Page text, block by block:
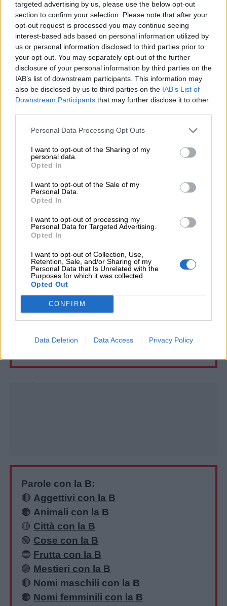
targeted advertising by us, please use the below opt-out
section to confirm your selection. Please note that after your
opt-out request is processed you may continue seeing
interest-based ads based on personal information utilized by
us or personal information disclosed to third parties prior to
your opt-out. You may separately opt-out of the further
disclosure of your personal information by third parties on the
IAB’s list of downstream participants. This information may
also be disclosed by us to third parties on the IAB’s List of
Downstream Participants that may further disclose it to other
Personal Data Processing Opt Outs
I want to opt-out of the Sharing of my
personal data.
Opted In
I want to opt-out of the Sale of my
Personal Data.
Opted In
I want to opt-out of processing my
Personal Data for Targeted Advertising.
Opted In
I want to opt-out of Collection, Use,
Retention, Sale, and/or Sharing of my
Personal Data that Is Unrelated with the
Purposes for which it was collected.
Opted Out
CONFIRM
Data Deletion Data Access Privacy Policy
Link
utili
Chi
Contatti
Privacy
Città dalla A alla Z
🌆Città con la A
🌃 Città con la B
🏠Città con la C
🌇 Città con la F
🏡 Città con la G
🏬Città con la H
🌃Città con la L
Città con la M
🏙️Città con la N
🏢Città con la O
🌇
Città con la P
🏡Città con la Q
🌆Città con la R
Città con la T
🏙️Città con la U
Città con la V
Parole con la B:
🔴 Aggettivi con la B
🟠 Animali con la B
🟡 Città con la B
🟢 Cose con la B
🔵 Frutta con la B
🟣 Mestieri con la B
🔴 Nomi maschili con la B
🟠 Nomi femminili con la B